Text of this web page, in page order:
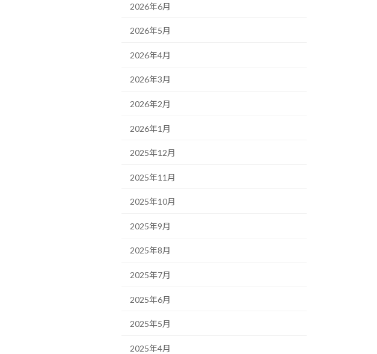
2026年6月
2026年5月
2026年4月
2026年3月
2026年2月
2026年1月
2025年12月
2025年11月
2025年10月
2025年9月
2025年8月
2025年7月
2025年6月
2025年5月
2025年4月